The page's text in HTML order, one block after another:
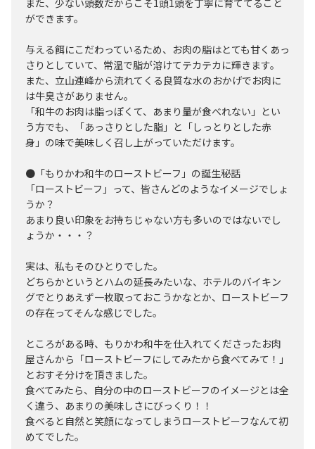
また、少ない頭数だからこそ1頭1頭を丁寧に育ててること
ができます。
与える餌にこだわっているため、お肉の脂はとても甘くあっ
さりとしていて、常温で脂が溶けてテカテカに輝きます。
また、立山連峰から流れてくる良質な水のおかげでお肉に
は牛臭さがありません。
「和牛のお肉は脂っぽくて、あまり量が食べれない」とい
う方でも、「あっさりとした脂」と「しっとりとした赤
身」の味で美味しく召し上がっていただけます。
●「もりかわ和牛のローストビーフ」の誕生秘話
「ローストビーフ」って、皆さんどのようなイメージでしょ
うか？
あまり良い印象をお持ちじゃない方も多いのではないでし
ょうか・・・？
実は、私もそのひとりでした。
どちらかというとハムの延長みたいな、ホテルのバイキン
グでとりあえず一枚取っておこうかなとか、ローストビーフ
の存在ってそんな感じでした。
ところがある時、もりかわ和牛を仕入れてくださったお肉
屋さんから「ローストビーフにしてみたから食べてみて！」
とおすそ分けを頂きました。
食べてみたら、自分の中のローストビーフのイメージとは全
く違う、あまりの美味しさにびっくり！！
食べると自然と笑顔になってしまうローストビーフなんて初
めてでした。